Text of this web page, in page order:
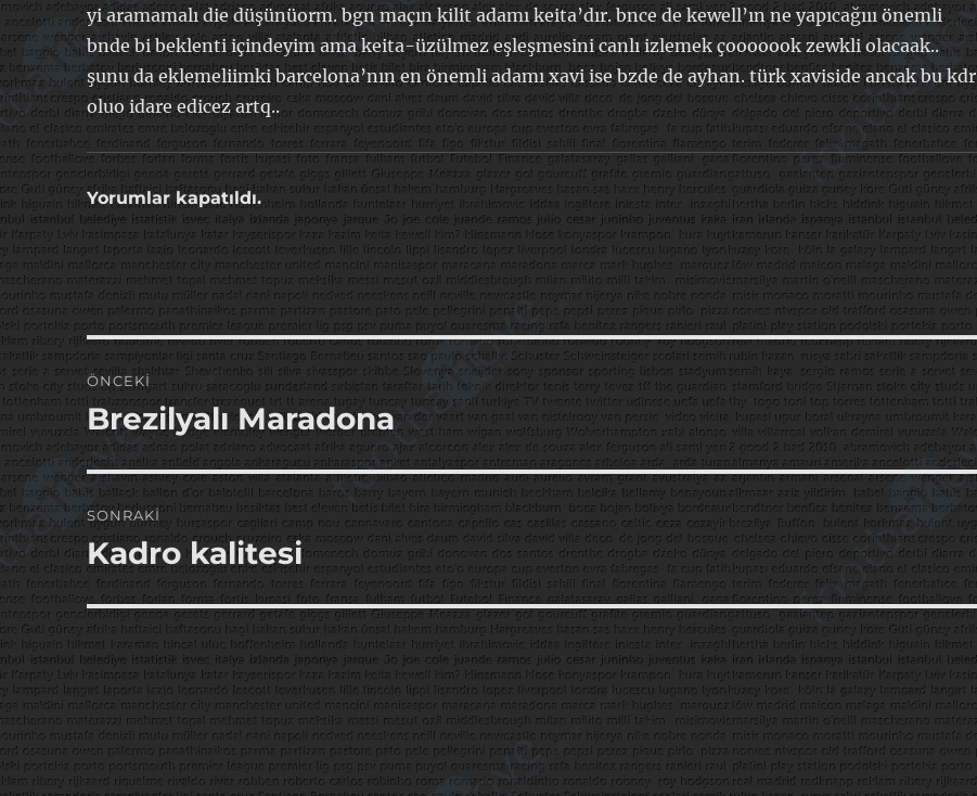
yi aramamalı die düşünüorm. bgn maçın kilit adamı keita’dır. bnce de kewell’ın ne yapıcağııı önemli
bnde bi beklenti içindeyim ama keita-üzülmez eşleşmesini canlı izlemek çooooook zewkli olacaak..
şunu da eklemeliimki barcelona’nın en önemli adamı xavi ise bzde de ayhan. türk xaviside ancak bu kdr
oluo idare edicez artq..
Yorumlar kapatıldı.
Yazı
gezinmesi
ÖNCEKI
Önceki
yazı:
Brezilyalı Maradona
SONRAKI
Sonraki
yazı:
Kadro kalitesi